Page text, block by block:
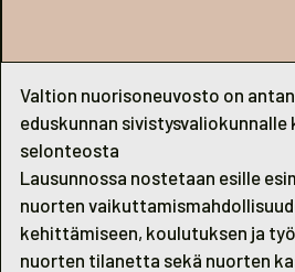
Valtion nuorisoneuvosto on
eduskunnan
selonteosta
Lausunnossa nostetaan esille
nuorten
kehittämiseen, koulutuksen ja
nuorten tilanetta sekä nuorten